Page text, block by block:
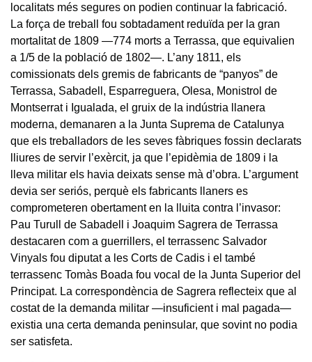
localitats més segures on podien continuar la fabricació.
La força de treball fou sobtadament reduïda per la gran
mortalitat de 1809 —774 morts a Terrassa, que equivalien
a 1/5 de la població de 1802—. L’any 1811, els
comissionats dels gremis de fabricants de “panyos” de
Terrassa, Sabadell, Esparreguera, Olesa, Monistrol de
Montserrat i Igualada, el gruix de la indústria llanera
moderna, demanaren a la Junta Suprema de Catalunya
que els treballadors de les seves fàbriques fossin declarats
lliures de servir l’exèrcit, ja que l’epidèmia de 1809 i la
lleva militar els havia deixats sense mà d’obra. L’argument
devia ser seriós, perquè els fabricants llaners es
comprometeren obertament en la lluita contra l’invasor:
Pau Turull de Sabadell i Joaquim Sagrera de Terrassa
destacaren com a guerrillers, el terrassenc Salvador
Vinyals fou diputat a les Corts de Cadis i el també
terrassenc Tomàs Boada fou vocal de la Junta Superior del
Principat. La correspondència de Sagrera reflecteix que al
costat de la demanda militar —insuficient i mal pagada—
existia una certa demanda peninsular, que sovint no podia
ser satisfeta.